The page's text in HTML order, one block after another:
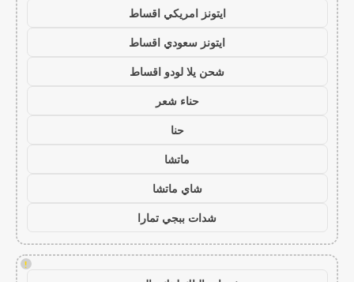
ايتونز امريكي اقساط
ايتونز سعودي اقساط
شحن يلا لودو اقساط
حناء شعر
حنا
ماتشا
شاي ماتشا
شدات ببجي تمارا
!